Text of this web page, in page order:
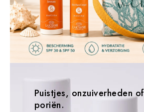
Puistjes, onzuiverheden
poriën.